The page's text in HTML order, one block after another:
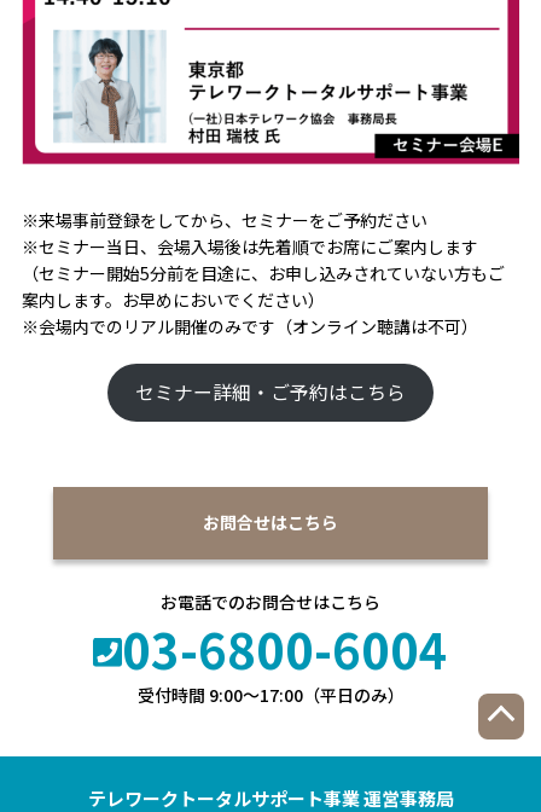
※来場事前登録をしてから、セミナーをご予約ださい
※セミナー当日、会場入場後は先着順でお席にご案内します
（セミナー開始5分前を目途に、お申し込みされていない方もご
案内します。お早めにおいでください）
※会場内でのリアル開催のみです（オンライン聴講は不可）
セミナー詳細・ご予約はこちら
お問合せはこちら
お電話でのお問合せはこちら
03-6800-6004
受付時間 9:00〜17:00（平日のみ）
テレワークトータルサポート事業運営事務局